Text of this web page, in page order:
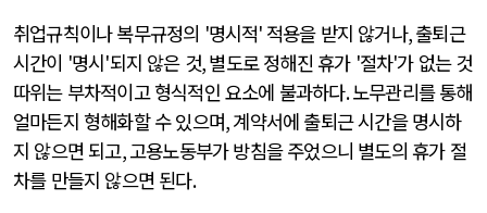
취업규칙이나 복무규정의 '명시적' 적용을 받지 않거나,출퇴근
시간이 '명시'되지 않은 것,별도로 정해진 휴가 '절차'가 없는 것
따위는 부차적이고 형식적인 요소에 불과하다.노무관리를 통해
얼마든지 형해화할 수 있으며,계약서에 출퇴근 시간을 명시하
지 않으면 되고,고용노동부가 방침을 주었으니 별도의 휴가 절
차를 만들지 않으면 된다.